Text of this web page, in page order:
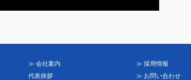
≫ 会社案内
代表挨拶
≫ 採用情報
≫ お問い合わせ